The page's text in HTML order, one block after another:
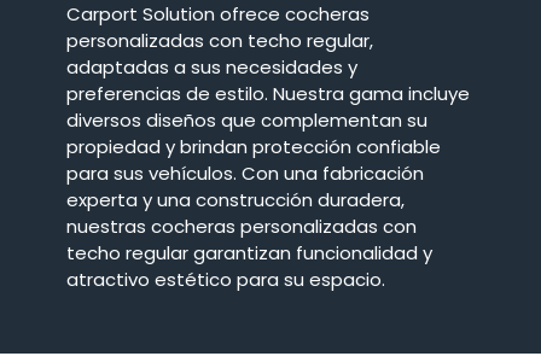
Carport Solution ofrece cocheras
personalizadas con techo regular,
adaptadas a sus necesidades y
preferencias de estilo. Nuestra gama incluye
diversos diseños que complementan su
propiedad y brindan protección confiable
para sus vehículos. Con una fabricación
experta y una construcción duradera,
nuestras cocheras personalizadas con
techo regular garantizan funcionalidad y
atractivo estético para su espacio.